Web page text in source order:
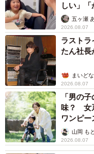
しい」「
五ヶ瀬
2026.08.07
ラスト
たん社長
まいど
2026.08.07
「男の
味？ 女
ワンピ
へんが…
山岡 も
2026.08.07